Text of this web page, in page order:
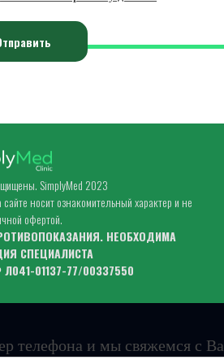
SimplyMed 2023
носит ознакомительный характер и не
офертой.
НЕОБХОДИМА
СПЕЦИАЛИСТА
01137-77/00337550
телефона и мы свяжемся с